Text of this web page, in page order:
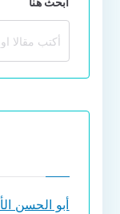
أبو الحسن